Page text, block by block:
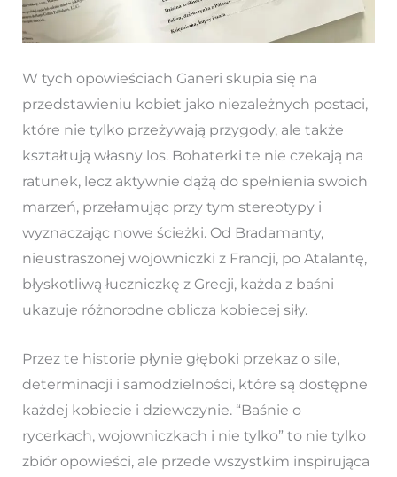
W tych opowieściach Ganeri skupia się na
przedstawieniu kobiet jako niezależnych postaci,
które nie tylko przeżywają przygody, ale także
kształtują własny los. Bohaterki te nie czekają na
ratunek, lecz aktywnie dążą do spełnienia swoich
marzeń, przełamując przy tym stereotypy i
wyznaczając nowe ścieżki. Od Bradamanty,
nieustraszonej wojowniczki z Francji, po Atalantę,
błyskotliwą łuczniczkę z Grecji, każda z baśni
ukazuje różnorodne oblicza kobiecej siły.
Przez te historie płynie głęboki przekaz o sile,
determinacji i samodzielności, które są dostępne
każdej kobiecie i dziewczynie. “Baśnie o
rycerkach, wojowniczkach i nie tylko” to nie tylko
zbiór opowieści, ale przede wszystkim inspirująca